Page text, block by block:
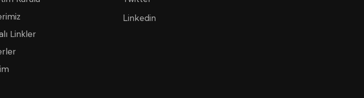
Linkler
Linkedin